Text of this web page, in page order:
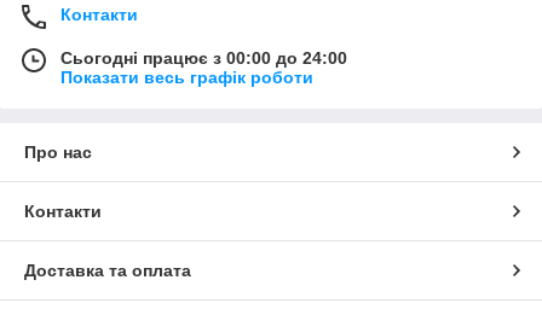
Контакти
Сьогодні працює з 00:00 до 24:00
Показати весь графік роботи
Про нас
Контакти
Доставка та оплата